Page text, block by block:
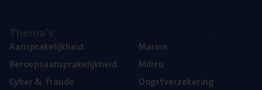
Aan­spra­ke­lijk­heid
Beroeps­aan­spra­ke­lijk­heid
Cyber& fraude
Mari­ne
Mili­eu
Oogst­ver­ze­ke­ring